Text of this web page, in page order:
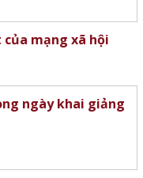
mạng xã hội
ngày khai giảng